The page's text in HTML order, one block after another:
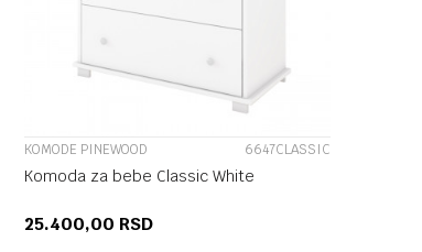
KOMODE PINEWOOD 6647CLASSIC
Komoda za bebe Classic White
25.400,00 RSD